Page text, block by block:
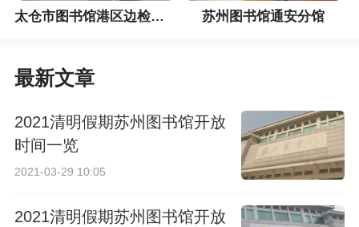
太仓市图书馆港区边检分馆 苏州图书馆通安分馆
最新文章
2021清明假期苏州图书馆开放
时间一览
2021-03-29 10:05
2021清明假期苏州图书馆开放